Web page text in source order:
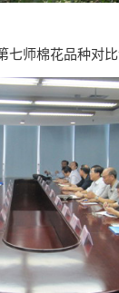
七师棉花品种对